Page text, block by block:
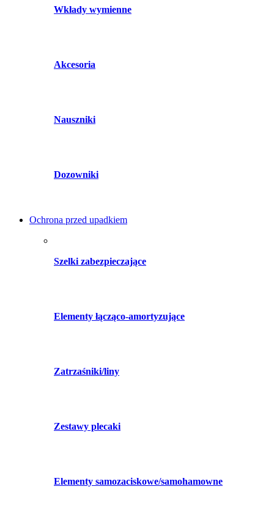
Wkłady wymienne
Akcesoria
Nauszniki
Dozowniki
Ochrona przed upadkiem
Szelki zabezpieczające
Elementy łącząco-amortyzujące
Zatrzaśniki/liny
Zestawy plecaki
Elementy samozaciskowe/samohamowne